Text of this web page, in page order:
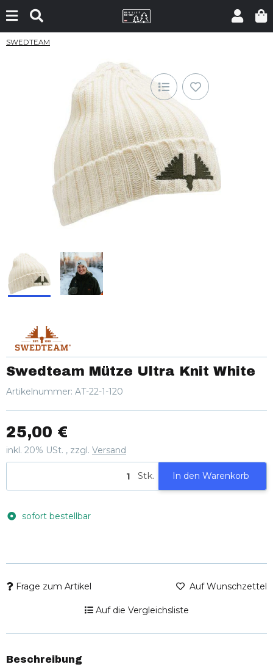
SWEDTEAM
Swedteam Mütze Ultra Knit White
Artikelnummer: AT-22-1-120
25,00 €
inkl. 20% USt. , zzgl. Versand
Stk. In den Warenkorb
sofort bestellbar
Frage zum Artikel Auf Wunschzettel
Auf die Vergleichsliste
Beschreibung